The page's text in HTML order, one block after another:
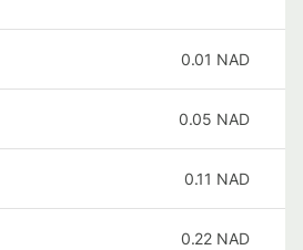
0.01 NAD
0.05 NAD
0.11 NAD
0.22 NAD